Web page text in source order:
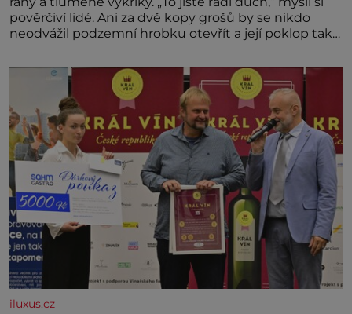
pověrčiví lidé. Ani za dvě kopy grošů by se nikdo
neodvážil podzemní hrobku otevřít a její poklop tak
divné burácení skutečně ustane. Když o mnoho let
později hrobku
iluxus.cz